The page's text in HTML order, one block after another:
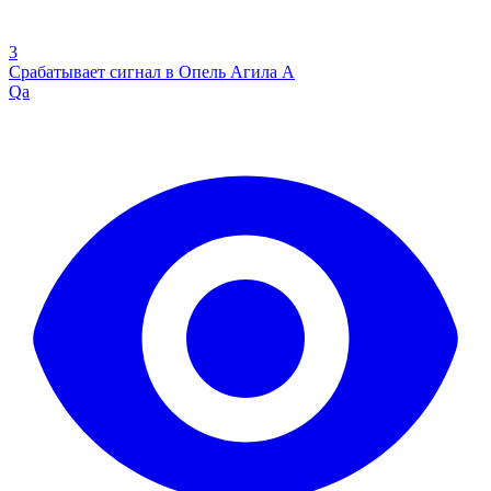
3
Срабатывает сигнал в Опель Агила А
Qa